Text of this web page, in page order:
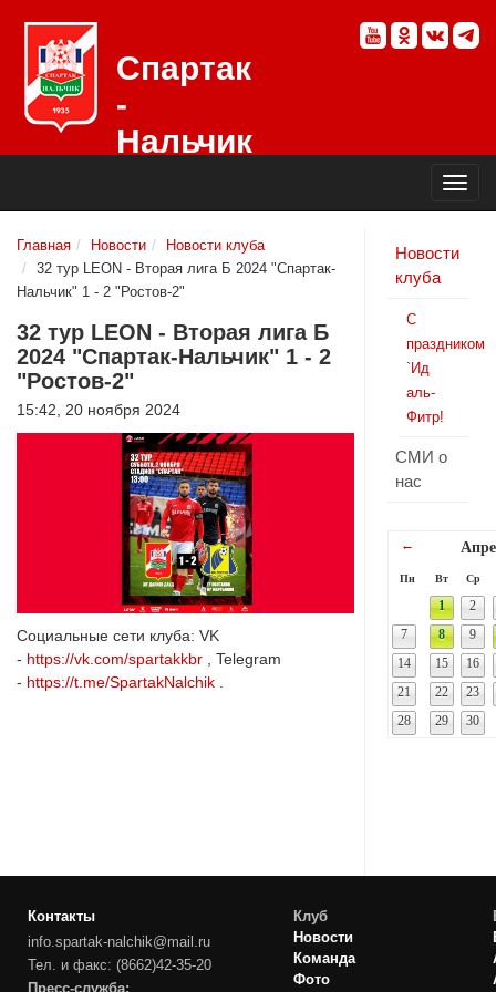
Спартак
-
Нальчик
Главная Новости
Новости клуба
32 тур LEON - Вторая лига Б 2024 "Спартак-
Нальчик" 1 - 2 "Ростов-2"
32 тур LEON - Вторая лига Б
2024 "Спартак-Нальчик" 1 - 2
"Ростов-2"
15:42, 20 ноября 2024
Социальные сети клуба: VK
- https://vk.com/spartakkbr , Telegram
- https://t.me/SpartakNalchik
Новости
клуба
С
праздником
`Ид
аль-
Фитр!
СМИ о
нас
←
Пн Вт Ср
1
2
7
8
9
14
15
16
21
22
23
28
29 30
Контакты
info.spartak-nalchik@mail.ru
Тел. и факс: (8662)42-35-20
Пресс-служба:
Клуб
Новости
Команда
Фото